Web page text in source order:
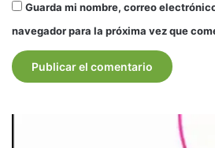
Guarda mi nombre, correo
navegador para la próxima vez que